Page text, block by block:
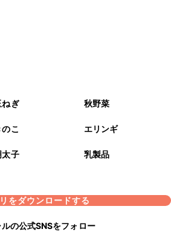
ねぎ 秋野菜
のこ エリンギ
太子 乳製品
をダウンロードする
の公式SNSをフォロー